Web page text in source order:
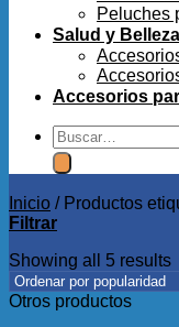
Peluches
Salud y Belleza
Accesorios
Buscar
por:
Inicio /Productos
Filtrar
Showing all 5 results
Otros productos